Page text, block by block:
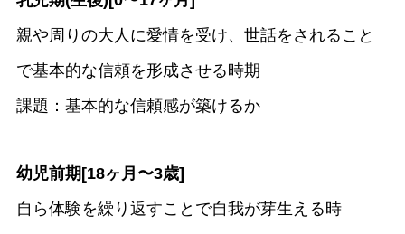
親や周りの大人に愛情を受け、世話をされること
で基本的な信頼を形成させる時期
課題：基本的な信頼感が築けるか
幼児前期[18ヶ月〜3歳]
自ら体験を繰り返すことで自我が芽生える時